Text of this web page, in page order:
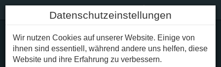
Datenschutzeinstellungen
Wir nutzen Cookies auf unserer Website. Einige von
ihnen sind essentiell, während andere uns helfen, diese
Website und ihre Erfahrung zu verbessern.